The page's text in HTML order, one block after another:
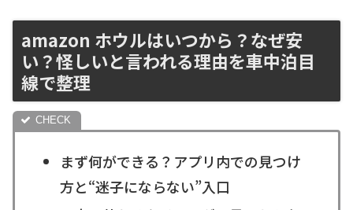
amazon ホウルはいつから？なぜ安
い？怪しいと言われる理由を車中泊目
線で整理
まず何ができる？アプリ内での見つけ
方と“迷子にならない”入口